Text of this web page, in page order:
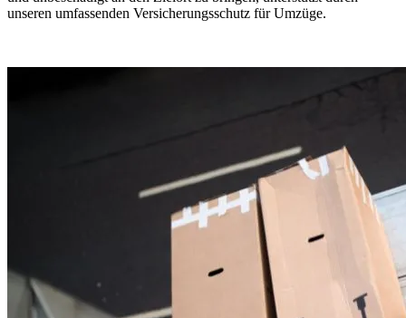
unseren umfassenden Versicherungsschutz für Umzüge.